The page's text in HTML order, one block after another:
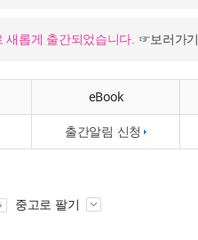
새롭게 출간되었습니다. ☞보러가기
eBook
출간알림 신청
중고로 팔기